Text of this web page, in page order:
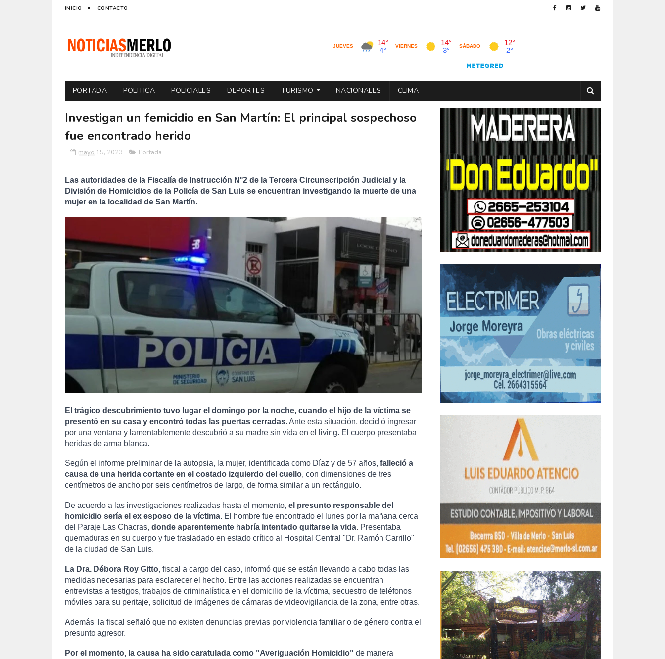
INICIO CONTACTO
PORTADA POLITICA POLICIALES DEPORTES TURISMO NACIONALES CLIMA
Investigan un femicidio en San Martín: El principal sospechoso
fue encontrado herido
mayo 15, 2023 Portada
Las autoridades de la Fiscalía de Instrucción N°2 de la Tercera Circunscripción Judicial y la
División de Homicidios de la Policía de San Luis se encuentran investigando la muerte de una
mujer en la localidad de San Martín.
El trágico descubrimiento tuvo lugar el domingo por la noche, cuando el hijo de la víctima se
presentó en su casa y encontró todas las puertas cerradas. Ante esta situación, decidió ingresar
por una ventana y lamentablemente descubrió a su madre sin vida en el living. El cuerpo presentaba
heridas de arma blanca.
Según el informe preliminar de la autopsia, la mujer, identificada como Díaz y de 57 años, falleció a
causa de una herida cortante en el costado izquierdo del cuello, con dimensiones de tres
centímetros de ancho por seis centímetros de largo, de forma similar a un rectángulo.
De acuerdo a las investigaciones realizadas hasta el momento, el presunto responsable del
homicidio sería el ex esposo de la víctima. El hombre fue encontrado el lunes por la mañana cerca
del Paraje Las Chacras, donde aparentemente habría intentado quitarse la vida. Presentaba
quemaduras en su cuerpo y fue trasladado en estado crítico al Hospital Central "Dr. Ramón Carrillo"
de la ciudad de San Luis.
La Dra. Débora Roy Gitto, fiscal a cargo del caso, informó que se están llevando a cabo todas las
medidas necesarias para esclarecer el hecho. Entre las acciones realizadas se encuentran
entrevistas a testigos, trabajos de criminalística en el domicilio de la víctima, secuestro de teléfonos
móviles para su peritaje, solicitud de imágenes de cámaras de videovigilancia de la zona, entre otras.
Además, la fiscal señaló que no existen denuncias previas por violencia familiar o de género contra el
presunto agresor.
Por el momento, la causa ha sido caratulada como "Averiguación Homicidio" de manera